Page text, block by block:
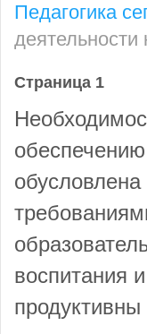
Педагогика
Страница 1
обеспечению
воспитания